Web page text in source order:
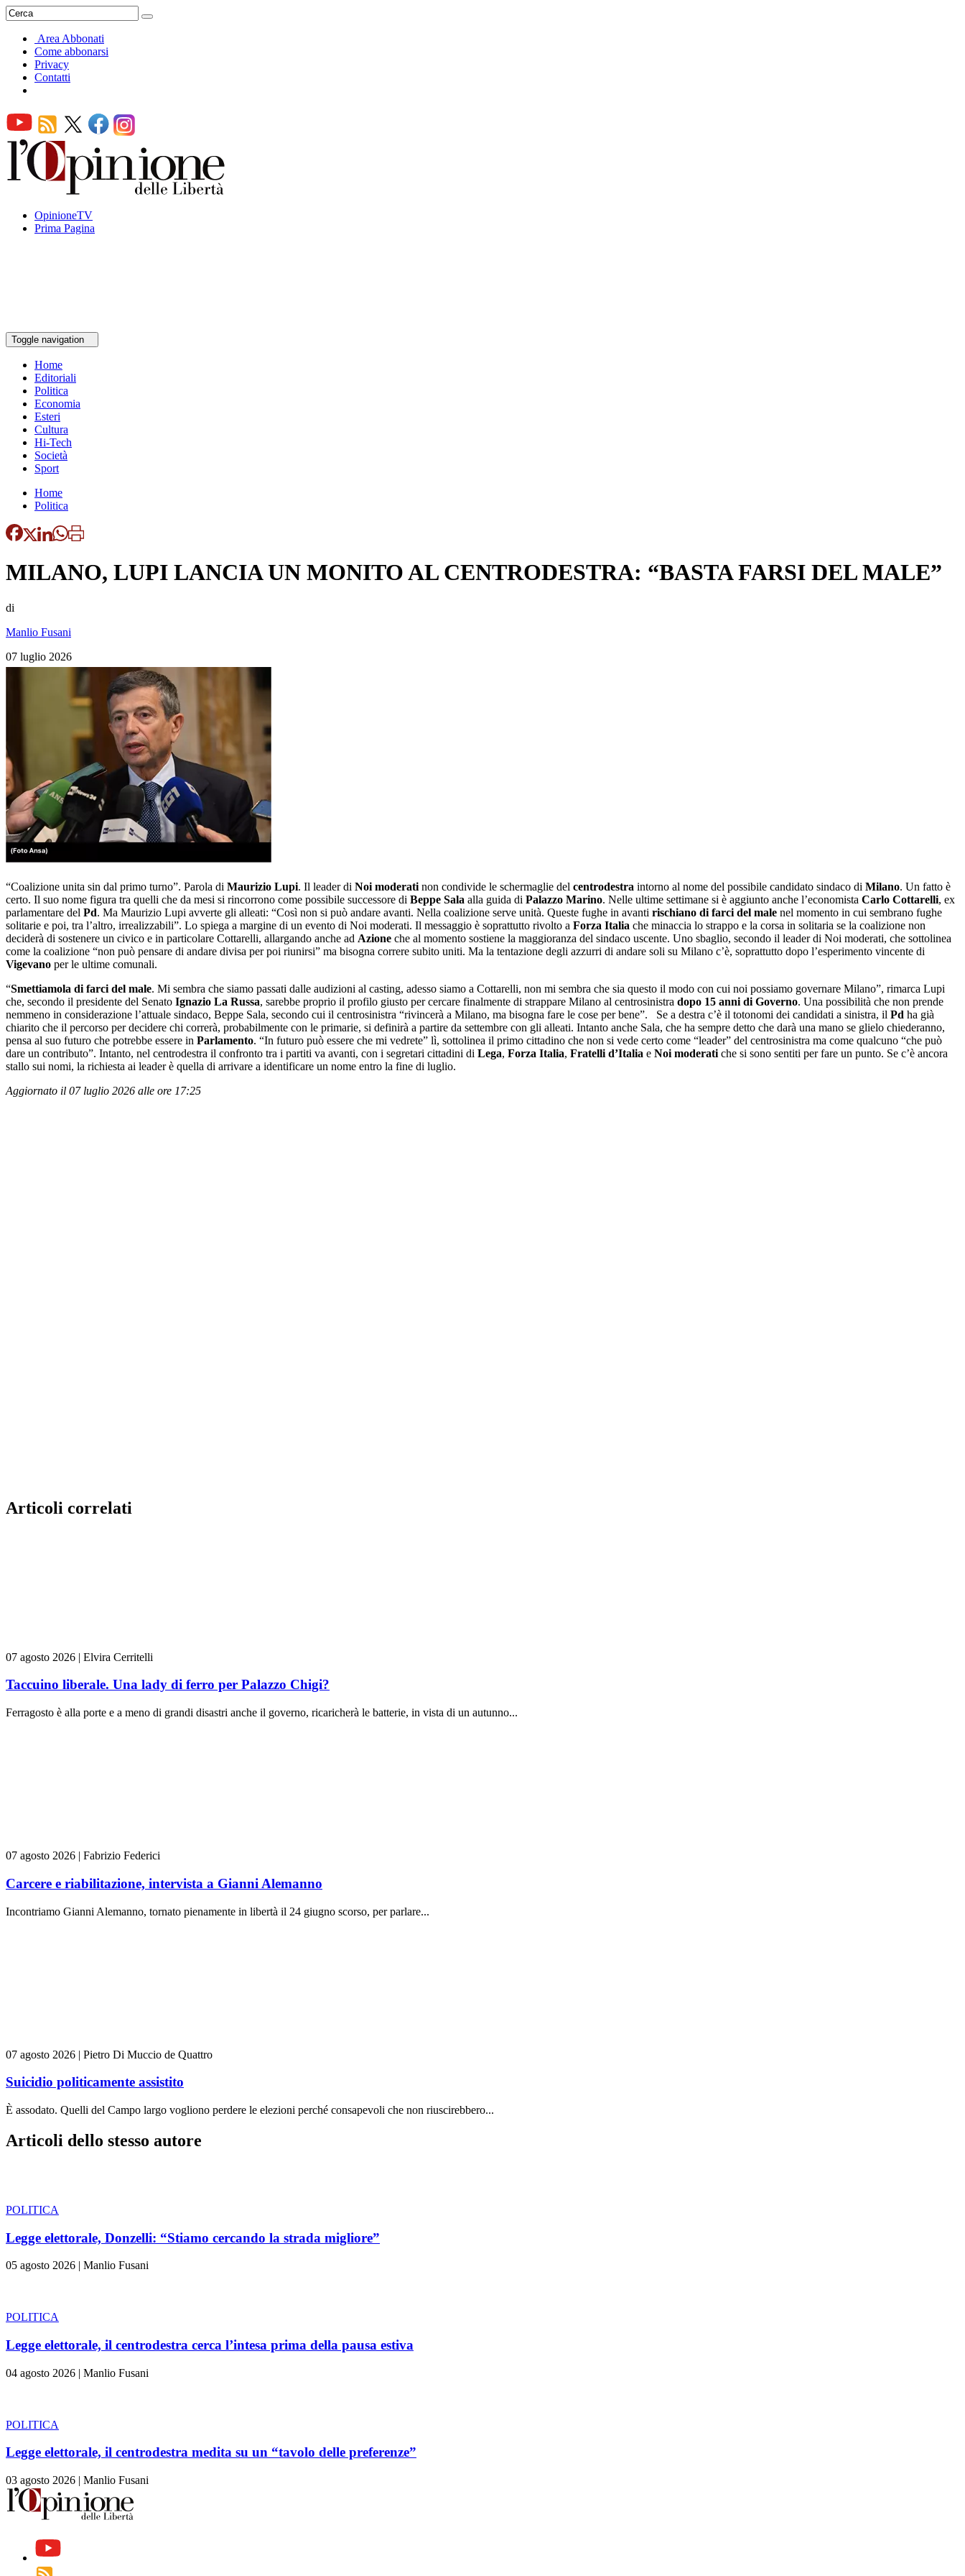
Area Abbonati
Come abbonarsi
Privacy
Contatti
OpinioneTV
Prima Pagina
Toggle navigation
Home
Editoriali
Politica
Economia
Esteri
Cultura
Hi-Tech
Società
Sport
Home
Politica
MILANO, LUPI LANCIA UN MONITO AL CENTRODESTRA: “BASTA FARSI DEL MALE”
di
Manlio Fusani
07 luglio 2026
“Coalizione unita sin dal primo turno”. Parola di Maurizio Lupi. Il leader di Noi moderati non condivide le schermaglie del centrodestra intorno al nome del possibile candidato sindaco di Milano. Un fatto è
certo. Il suo nome figura tra quelli che da mesi si rincorrono come possibile successore di Beppe Sala alla guida di Palazzo Marino. Nelle ultime settimane si è aggiunto anche l’economista Carlo Cottarelli, ex
parlamentare del Pd. Ma Maurizio Lupi avverte gli alleati: “Così non si può andare avanti. Nella coalizione serve unità. Queste fughe in avanti rischiano di farci del male nel momento in cui sembrano fughe
solitarie e poi, tra l’altro, irrealizzabili”. Lo spiega a margine di un evento di Noi moderati. Il messaggio è soprattutto rivolto a Forza Italia che minaccia lo strappo e la corsa in solitaria se la coalizione non
deciderà di sostenere un civico e in particolare Cottarelli, allargando anche ad Azione che al momento sostiene la maggioranza del sindaco uscente. Uno sbaglio, secondo il leader di Noi moderati, che sottolinea
come la coalizione “non può pensare di andare divisa per poi riunirsi” ma bisogna correre subito uniti. Ma la tentazione degli azzurri di andare soli su Milano c’è, soprattutto dopo l’esperimento vincente di
Vigevano per le ultime comunali.
“Smettiamola di farci del male. Mi sembra che siamo passati dalle audizioni al casting, adesso siamo a Cottarelli, non mi sembra che sia questo il modo con cui noi possiamo governare Milano”, rimarca Lupi
che, secondo il presidente del Senato Ignazio La Russa, sarebbe proprio il profilo giusto per cercare finalmente di strappare Milano al centrosinistra dopo 15 anni di Governo. Una possibilità che non prende
nemmeno in considerazione l’attuale sindaco, Beppe Sala, secondo cui il centrosinistra “rivincerà a Milano, ma bisogna fare le cose per bene”. Se a destra c’è il totonomi dei candidati a sinistra, il Pd ha già
chiarito che il percorso per decidere chi correrà, probabilmente con le primarie, si definirà a partire da settembre con gli alleati. Intanto anche Sala, che ha sempre detto che darà una mano se glielo chiederanno,
pensa al suo futuro che potrebbe essere in Parlamento. “In futuro può essere che mi vedrete” lì, sottolinea il primo cittadino che non si vede certo come “leader” del centrosinistra ma come qualcuno “che può
dare un contributo”. Intanto, nel centrodestra il confronto tra i partiti va avanti, con i segretari cittadini di Lega, Forza Italia, Fratelli d’Italia e Noi moderati che si sono sentiti per fare un punto. Se c’è ancora
stallo sui nomi, la richiesta ai leader è quella di arrivare a identificare un nome entro la fine di luglio.
Aggiornato il 07 luglio 2026 alle ore 17:25
Articoli correlati
07 agosto 2026 | Elvira Cerritelli
Taccuino liberale. Una lady di ferro per Palazzo Chigi?
Ferragosto è alla porte e a meno di grandi disastri anche il governo, ricaricherà le batterie, in vista di un autunno...
07 agosto 2026 | Fabrizio Federici
Carcere e riabilitazione, intervista a Gianni Alemanno
Incontriamo Gianni Alemanno, tornato pienamente in libertà il 24 giugno scorso, per parlare...
07 agosto 2026 | Pietro Di Muccio de Quattro
Suicidio politicamente assistito
È assodato. Quelli del Campo largo vogliono perdere le elezioni perché consapevoli che non riuscirebbero...
Articoli dello stesso autore
POLITICA
Legge elettorale, Donzelli: “Stiamo cercando la strada migliore”
05 agosto 2026 | Manlio Fusani
POLITICA
Legge elettorale, il centrodestra cerca l’intesa prima della pausa estiva
04 agosto 2026 | Manlio Fusani
POLITICA
Legge elettorale, il centrodestra medita su un “tavolo delle preferenze”
03 agosto 2026 | Manlio Fusani